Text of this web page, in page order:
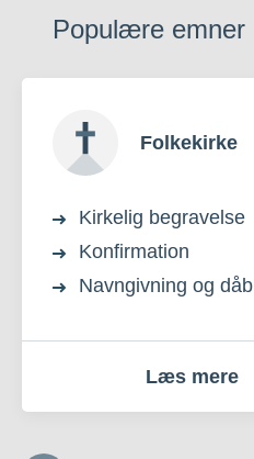
Populære emner
Folkekirke
Kirkelig begravelse
Konfirmation
Navngivning og dåb
Læs mere